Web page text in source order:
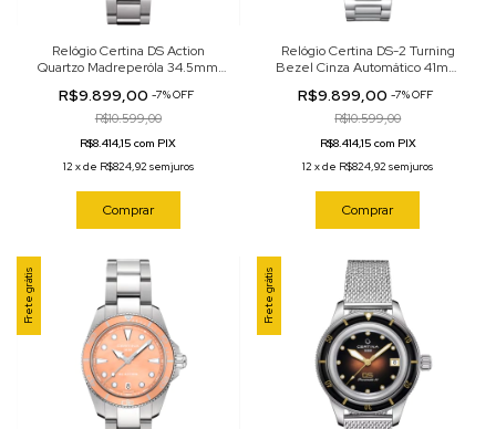
Relógio Certina DS Action
Quartzo Madreperóla 34.5mm
R$9.899,00 -7%OFF
R$10.599,00
R$8.414,15 com PIX
12 xde R$824,92 sem juros
Comprar
Relógio Certina DS-2 Turning
Bezel Cinza Automático 41mm
R$9.899,00-7%OFF
R$10.599,00
R$8.414,15 com PIX
12 xde R$824,92 sem juros
Comprar
Frete grátis Frete grátis